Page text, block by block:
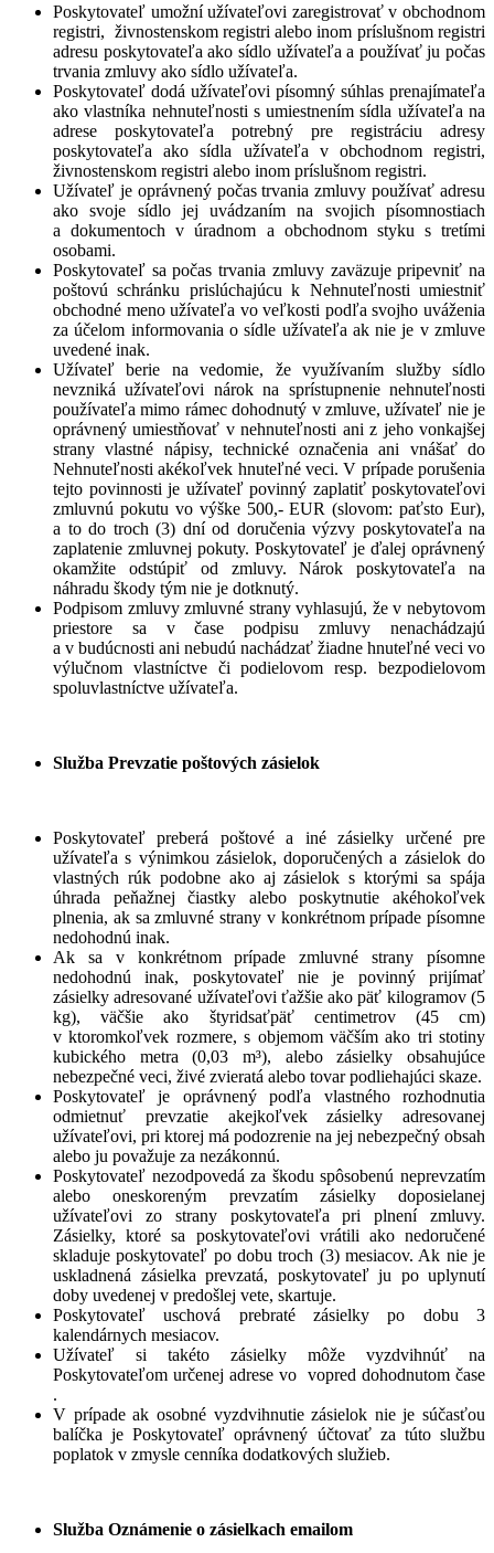
Poskytovateľ umožní užívateľovi zaregistrovať v obchodnom
registri, živnostenskom registri alebo inom príslušnom registri
adresu poskytovateľa ako sídlo užívateľa a používať ju počas
trvania zmluvy ako sídlo užívateľa.
Poskytovateľ dodá užívateľovi písomný súhlas prenajímateľa
ako vlastníka nehnuteľnosti s umiestnením sídla užívateľa na
adrese poskytovateľa potrebný pre registráciu adresy
poskytovateľa ako sídla užívateľa v obchodnom registri,
živnostenskom registri alebo inom príslušnom registri.
Užívateľ je oprávnený počas trvania zmluvy používať adresu
ako svoje sídlo jej uvádzaním na svojich písomnostiach
a dokumentoch v úradnom a obchodnom styku s tretími
osobami.
Poskytovateľ sa počas trvania zmluvy zaväzuje pripevniť na
poštovú schránku prislúchajúcu k Nehnuteľnosti umiestniť
obchodné meno užívateľa vo veľkosti podľa svojho uváženia
za účelom informovania o sídle užívateľa ak nie je v zmluve
uvedené inak.
Užívateľ berie na vedomie, že využívaním služby sídlo
nevzniká užívateľovi nárok na sprístupnenie nehnuteľnosti
používateľa mimo rámec dohodnutý v zmluve, užívateľ nie je
oprávnený umiestňovať v nehnuteľnosti ani z jeho vonkajšej
strany vlastné nápisy, technické označenia ani vnášať do
Nehnuteľnosti akékoľvek hnuteľné veci. V prípade porušenia
tejto povinnosti je užívateľ povinný zaplatiť poskytovateľovi
zmluvnú pokutu vo výške 500,- EUR (slovom: paťsto Eur),
a to do troch (3) dní od doručenia výzvy poskytovateľa na
zaplatenie zmluvnej pokuty. Poskytovateľ je ďalej oprávnený
okamžite odstúpiť od zmluvy. Nárok poskytovateľa na
náhradu škody tým nie je dotknutý.
Podpisom zmluvy zmluvné strany vyhlasujú, že v nebytovom
priestore sa v čase podpisu zmluvy nenachádzajú
a v budúcnosti ani nebudú nachádzať žiadne hnuteľné veci vo
výlučnom vlastníctve či podielovom resp. bezpodielovom
spoluvlastníctve užívateľa.
Služba Prevzatie poštových zásielok
Poskytovateľ preberá poštové a iné zásielky určené pre
užívateľa s výnimkou zásielok, doporučených a zásielok do
vlastných rúk podobne ako aj zásielok s ktorými sa spája
úhrada peňažnej čiastky alebo poskytnutie akéhokoľvek
plnenia, ak sa zmluvné strany v konkrétnom prípade písomne
nedohodnú inak.
Ak sa v konkrétnom prípade zmluvné strany písomne
nedohodnú inak, poskytovateľ nie je povinný prijímať
zásielky adresované užívateľovi ťažšie ako päť kilogramov (5
kg), väčšie ako štyridsaťpäť centimetrov (45 cm)
v ktoromkoľvek rozmere, s objemom väčším ako tri stotiny
kubického metra (0,03 m³), alebo zásielky obsahujúce
nebezpečné veci, živé zvieratá alebo tovar podliehajúci skaze.
Poskytovateľ je oprávnený podľa vlastného rozhodnutia
odmietnuť prevzatie akejkoľvek zásielky adresovanej
užívateľovi, pri ktorej má podozrenie na jej nebezpečný obsah
alebo ju považuje za nezákonnú.
Poskytovateľ nezodpovedá za škodu spôsobenú neprevzatím
alebo oneskoreným prevzatím zásielky doposielanej
užívateľovi zo strany poskytovateľa pri plnení zmluvy.
Zásielky, ktoré sa poskytovateľovi vrátili ako nedoručené
skladuje poskytovateľ po dobu troch (3) mesiacov. Ak nie je
uskladnená zásielka prevzatá, poskytovateľ ju po uplynutí
doby uvedenej v predošlej vete, skartuje.
Poskytovateľ uschová prebraté zásielky po dobu 3
kalendárnych mesiacov.
Užívateľ si takéto zásielky môže vyzdvihnúť na
Poskytovateľom určenej adrese vo vopred dohodnutom čase
.
V prípade ak osobné vyzdvihnutie zásielok nie je súčasťou
balíčka je Poskytovateľ oprávnený účtovať za túto službu
poplatok v zmysle cenníka dodatkových služieb.
Služba Oznámenie o zásielkach emailom